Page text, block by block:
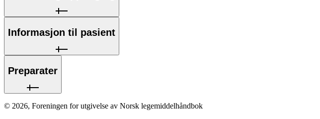
Informasjon til pasient
Preparater
© 2026, Foreningen for utgivelse av Norsk legemiddelhåndbok